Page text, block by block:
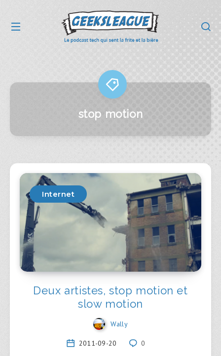
stop motion
Internet
Deux artistes, stop motion et
slow motion
Wally
2011-09-20 0